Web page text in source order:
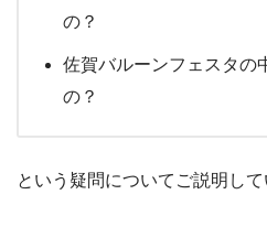
の？
佐賀バルーンフェスタの
の？
という疑問についてご説明して